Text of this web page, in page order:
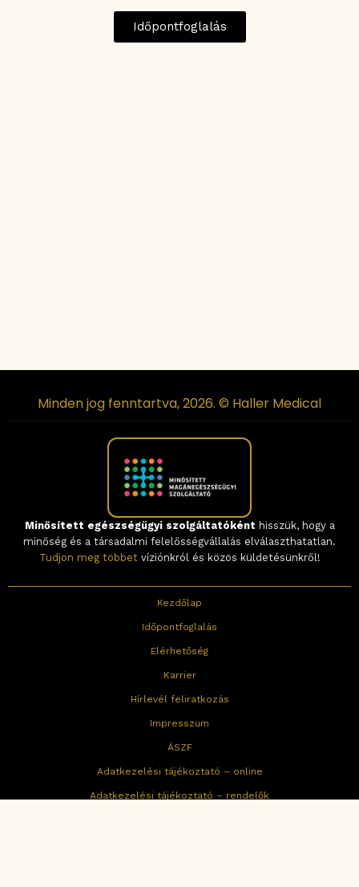
Időpontfoglalás
Minden jog fenntartva, 2026. © Haller Medical
Minősített egészségügyi szolgáltatóként hisszük, hogy a
minőség és a társadalmi felelősségvállalás elválaszthatatlan.
Tudjon meg többetvíziónkról és közös küldetésünkről!
Kezdőlap
Időpontfoglalás
Elérhetőség
Karrier
Hírlevél feliratkozás
Impresszum
ÁSZF
Adatkezelési tájékoztató – online
Adatkezelési tájékoztató – rendelők